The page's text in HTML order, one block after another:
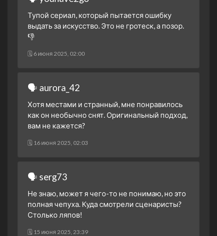
Тупой сериал, который пытается ошибку
выдать за искусство. Это не гротеск, а позор.
👎
🗓 6 июня 2025, 02:00
🗣 aurora_42
Хотя местами и странный, мне понравилось
как он необычно снят. Оригинальный подход,
вам не кажется?
🗓 16 июня 2025, 02:03
🗣 serg73
Не знаю, может я чего-то не понимаю, но это
полная чепуха. Куда смотрели сценаристы?
Столько ляпов!
🗓 15 июня 2025, 23:39